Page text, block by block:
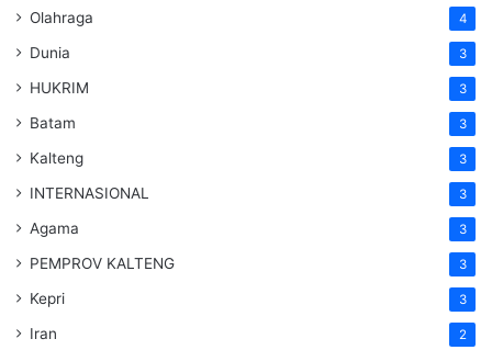
Olahraga 4
Dunia 3
HUKRIM 3
Batam 3
Kalteng 3
INTERNASIONAL 3
Agama 3
PEMPROV KALTENG 3
Kepri 3
Iran 2